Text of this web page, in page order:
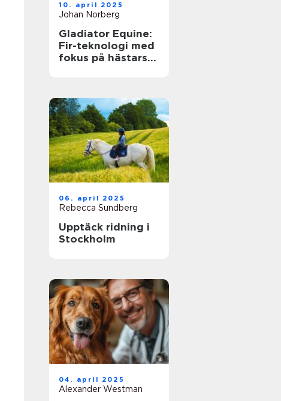
10. april 2025
Johan Norberg
Gladiator Equine:
Fir-teknologi med
fokus på hästars
06. april 2025
Rebecca Sundberg
Upptäck ridning i
Stockholm
04. april 2025
Alexander Westman